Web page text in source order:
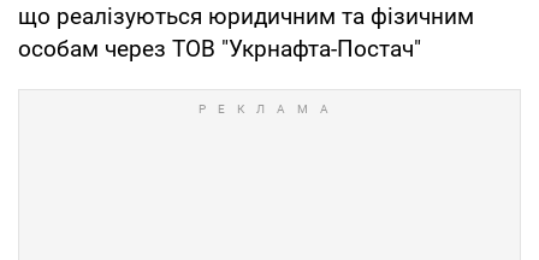
що реалізуються юридичним та фізичним
особам через ТОВ "Укрнафта-Постач"